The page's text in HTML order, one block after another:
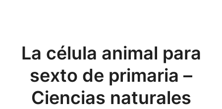
La célula animal para
sexto de primaria –
Ciencias naturales